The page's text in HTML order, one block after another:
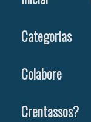
Categorias
Colabore
Crentassos?